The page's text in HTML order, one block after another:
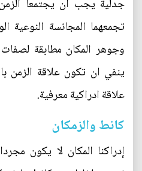
جدلية يجب ان يجتمعا
تجمعهما المجانسة
وجوهر المكان مطابقة
ينفي ان تكون علاقة الزمن
علاقة ادراكية معرفية.
كانط والزمكان
إدراكنا المكان لا يكون